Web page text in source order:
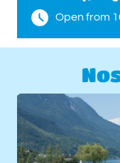
Open from